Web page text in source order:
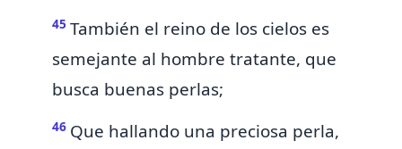
45 También el reino de los cielos es
semejante al hombre tratante, que
busca buenas perlas;
46 Que hallando una preciosa perla,